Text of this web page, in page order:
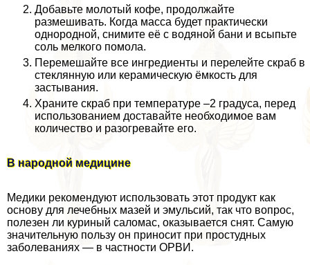
Добавьте молотый кофе, продолжайте
размешивать. Когда масса будет пpaктически
однородной, снимите её с водяной бани и всыпьте
соль мелкого помола.
Перемешайте все ингредиенты и перелейте скраб в
стеклянную или керамическую ёмкость для
застывания.
Храните скраб при температуре –2 градуса, перед
использованием доставайте необходимое вам
количество и разогревайте его.
В народной медицине
Медики рекомендуют использовать этот продукт как
основу для лечебных мазей и эмульсий, так что вопрос,
полезен ли куриный саломас, оказывается снят. Самую
значительную пользу он приносит при простудных
заболеваниях — в частности ОРВИ.